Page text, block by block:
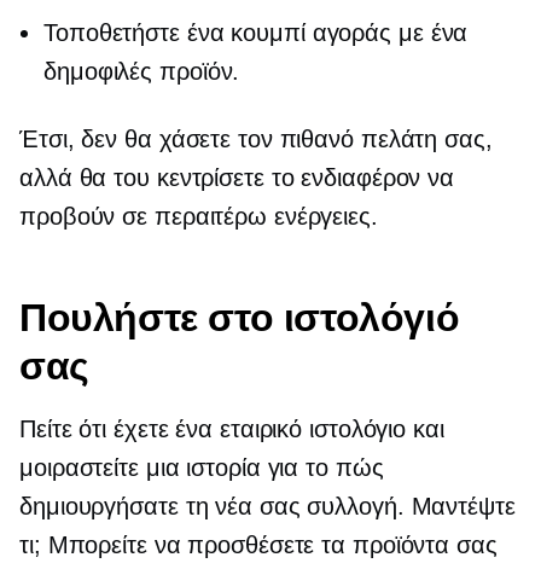
Τοποθετήστε ένα κουμπί αγοράς με ένα
δημοφιλές προϊόν.
Έτσι, δεν θα χάσετε τον πιθανό πελάτη σας,
αλλά θα του κεντρίσετε το ενδιαφέρον να
προβούν σε περαιτέρω ενέργειες.
Πουλήστε στο ιστολόγιό
σας
Πείτε ότι έχετε ένα εταιρικό ιστολόγιο και
μοιραστείτε μια ιστορία για το πώς
δημιουργήσατε τη νέα σας συλλογή. Μαντέψτε
τι; Μπορείτε να προσθέσετε τα προϊόντα σας